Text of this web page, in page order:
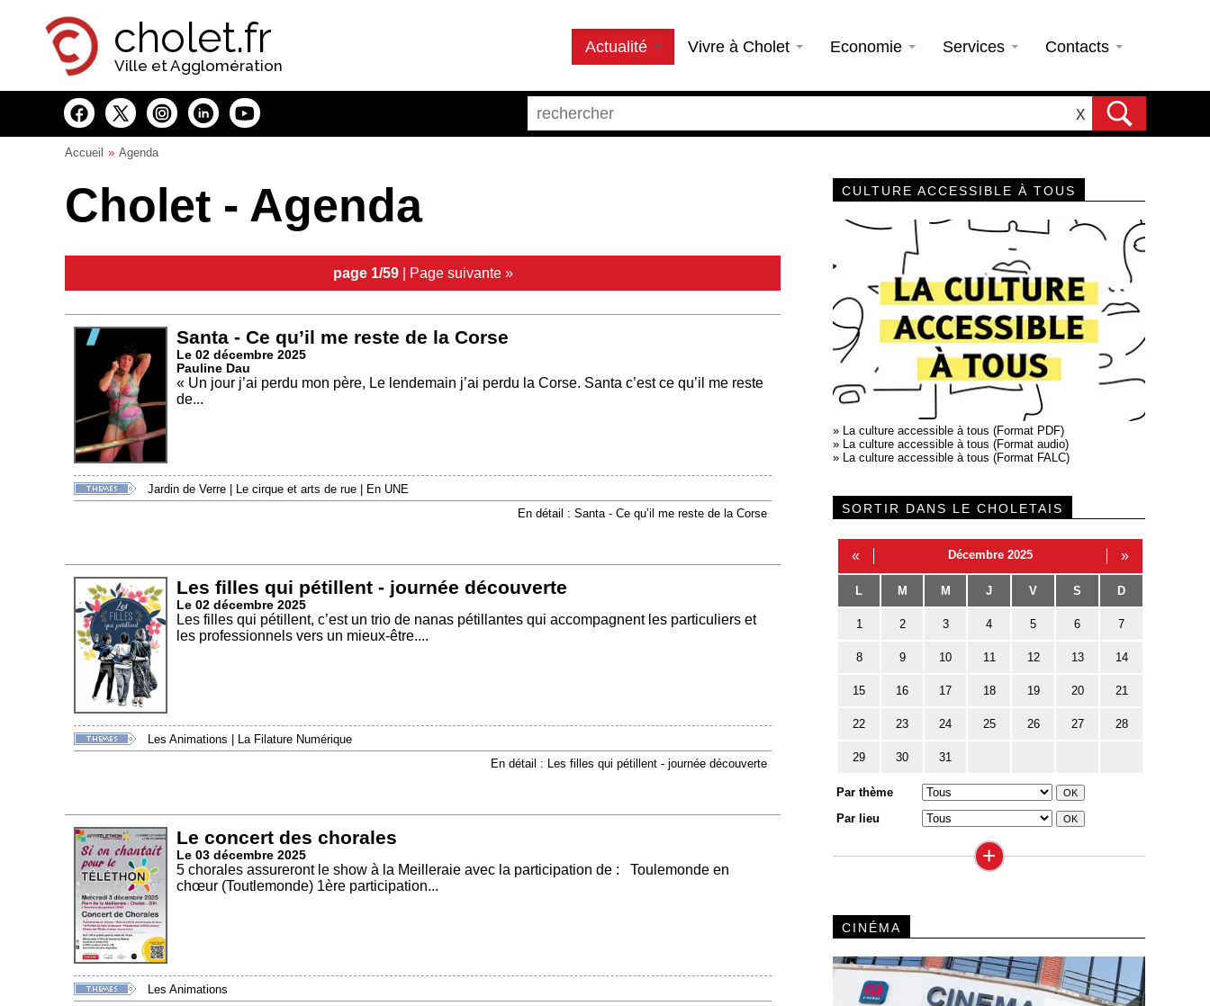
cholet.fr
Ville et Agglomération
Actualité Vivre à Cholet Economie Services Contacts
X
Accueil Agenda
Cholet - Agenda
page 1/59| Page suivante »
Santa - Ce qu’il me reste de la Corse
Le 02 décembre 2025
Pauline Dau
« Un jour j’ai perdu mon père, Le lendemain j’ai perdu la Corse. Santa c’est ce qu’il me reste
de...
Jardin de Verre | Le cirque et arts de rue | En UNE
En détail : Santa - Ce qu’il me reste de la Corse
Les filles qui pétillent - journée découverte
Le 02 décembre 2025
Les filles qui pétillent, c’est un trio de nanas pétillantes qui accompagnent les particuliers et
les professionnels vers un mieux-être....
Les Animations
La Filature Numérique
En détail : Les filles qui pétillent - journée découverte
Le concert des chorales
Le 03 décembre 2025
5 chorales assureront le show à la Meilleraie avec la participation de : Toulemonde en
chœur (Toutlemonde) 1ère participation...
Les Animations
CULTURE ACCESSIBLE À TOUS
» La culture accessible à tous (Format PDF)
» La culture accessible à tous (Format audio)
» La culture accessible à tous (Format FALC)
SORTIR DANS LE CHOLETAIS
« Décembre 2025 »
L M M J V S D
1 2 3 4 5 6 7
8 9 10 11 12 13 14
15 16 17 18 19 20 21
22 23 24 25 26 27 28
29 30 31
Par thème
Par lieu
+
CINÉMA